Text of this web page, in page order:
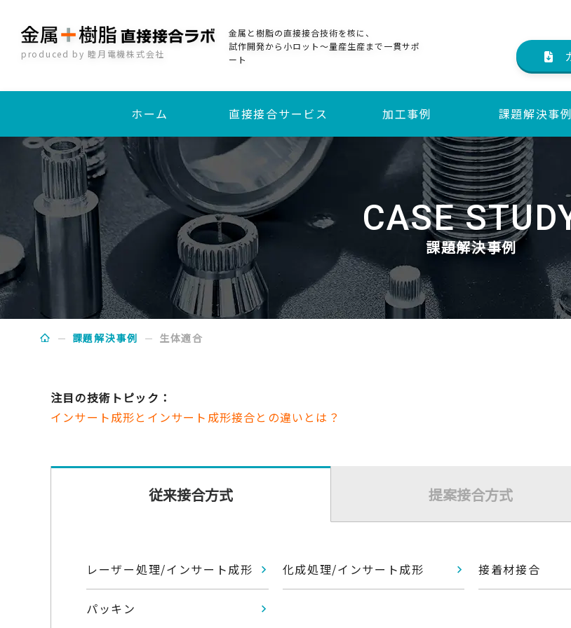
produced by 睦月電機株式会社
金属と樹脂の直接接合技術を核に、
試作開発から小ロット～量産生産まで一貫サポ
ート
ホーム 直接接合サービス
加熱圧着直接接合サービス
インサート成形接合サービス
加工事例 課題解決事例
CASE
課題解決事例
課題解決事例 生体適合
注目の技術トピック：
インサート成形とインサート成形接合との違いとは？
従来接合方式 提案接合方式
レーザー処理/インサート成形 化成処理/インサート成形 接着材接合
パッキン